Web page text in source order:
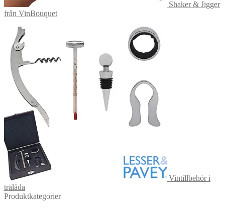
Shaker & Jigger
från VinBouquet
Vintillbehör i
trälåda
Produktkategorier